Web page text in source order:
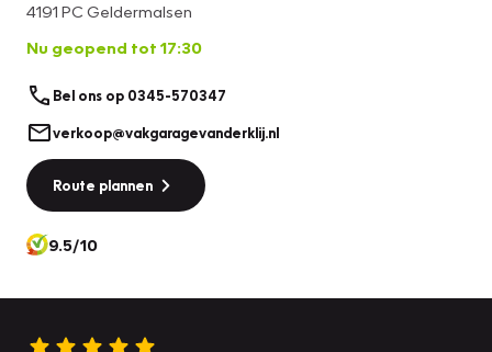
4191 PC Geldermalsen
Nu geopend tot 17:30
Bel ons op 0345-570347
verkoop@vakgaragevanderklij.nl
Route plannen
9.5/10